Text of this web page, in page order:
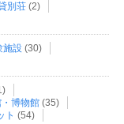
別荘 (2)
施設 (30)
博物館 (35)
ト (54)